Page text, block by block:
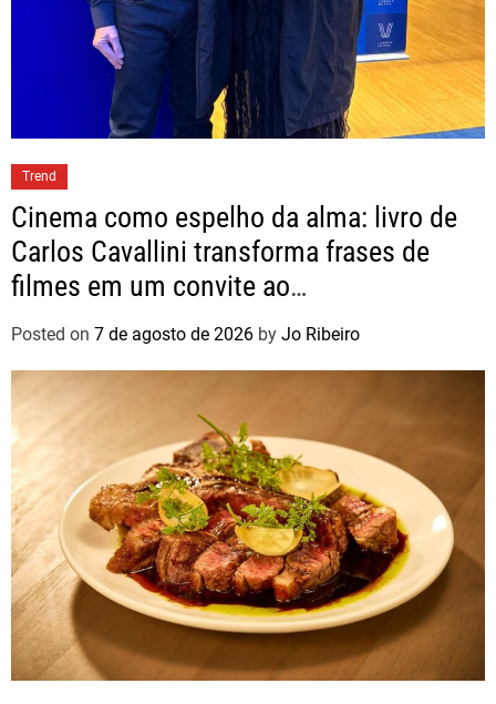
Trend
Cinema como espelho da alma: livro de
Carlos Cavallini transforma frases de
filmes em um convite ao
autoconhecimento
Posted on 7 de agosto de 2026 by Jo Ribeiro